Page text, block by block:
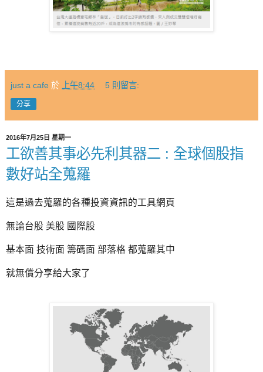
just a cafe 於 上午8:44 5 則留言:
分享
2016年7月25日 星期一
工欲善其事必先利其器二 : 全球個股指
數好站全蒐羅
這是過去蒐羅的各種投資資訊的工具網頁
無論台股 美股 國際股
基本面 技術面 籌碼面 部落格 都蒐羅其中
就無償分享給大家了